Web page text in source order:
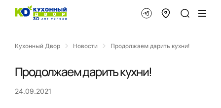
Кухонный Двор Новости Продолжаем дарить кухни!
Продолжаем дарить кухни!
24.09.2021